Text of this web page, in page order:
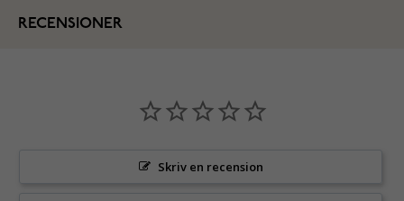
RECENSIONER
Skriv en recension